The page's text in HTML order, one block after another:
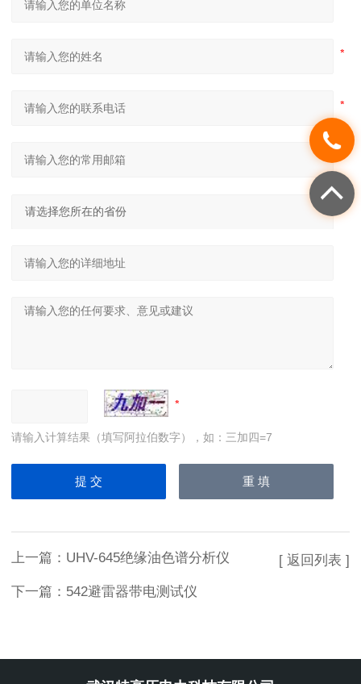
请输入计算结果（填写阿拉伯数字），如：三加四=7
上一篇： UHV-645绝缘油色谱分析仪
下一篇： 542避雷器带电测试仪
[ 返回列表 ]